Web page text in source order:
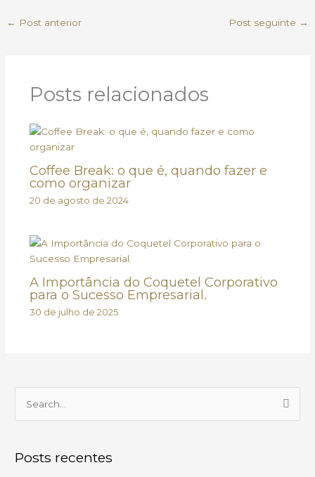
← Post anterior Post seguinte →
Posts relacionados
Coffee Break: o que é, quando fazer e
como organizar
20 de agosto de 2024
A Importância do Coquetel Corporativo
para o Sucesso Empresarial.
30 de julho de 2025
q
Posts recentes